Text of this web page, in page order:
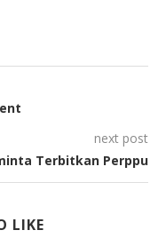
next post
Terbitkan Perppu
LIKE